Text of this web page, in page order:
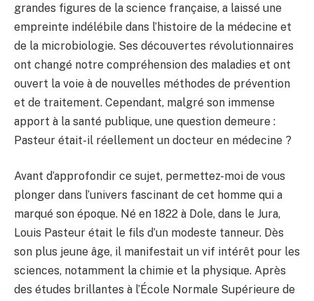
grandes figures de la science française, a laissé une
empreinte indélébile dans l’histoire de la médecine et
de la microbiologie. Ses découvertes révolutionnaires
ont changé notre compréhension des maladies et ont
ouvert la voie à de nouvelles méthodes de prévention
et de traitement. Cependant, malgré son immense
apport à la santé publique, une question demeure :
Pasteur était-il réellement un docteur en médecine ?
Avant d’approfondir ce sujet, permettez-moi de vous
plonger dans l’univers fascinant de cet homme qui a
marqué son époque. Né en 1822 à Dole, dans le Jura,
Louis Pasteur était le fils d’un modeste tanneur. Dès
son plus jeune âge, il manifestait un vif intérêt pour les
sciences, notamment la chimie et la physique. Après
des études brillantes à l’École Normale Supérieure de